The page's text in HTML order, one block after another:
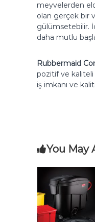
meyvelerden
olan gerçek bir
gülümsetebilir.
daha mutlu
Rubbermaid
pozitif ve kaliteli
iş imkanı ve
You May